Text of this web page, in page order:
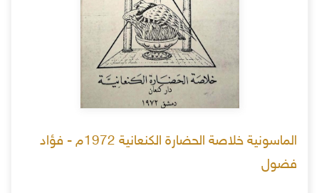
الماسونية خلاصة الحضارة الكنعانية 1972م - فؤاد
فضول